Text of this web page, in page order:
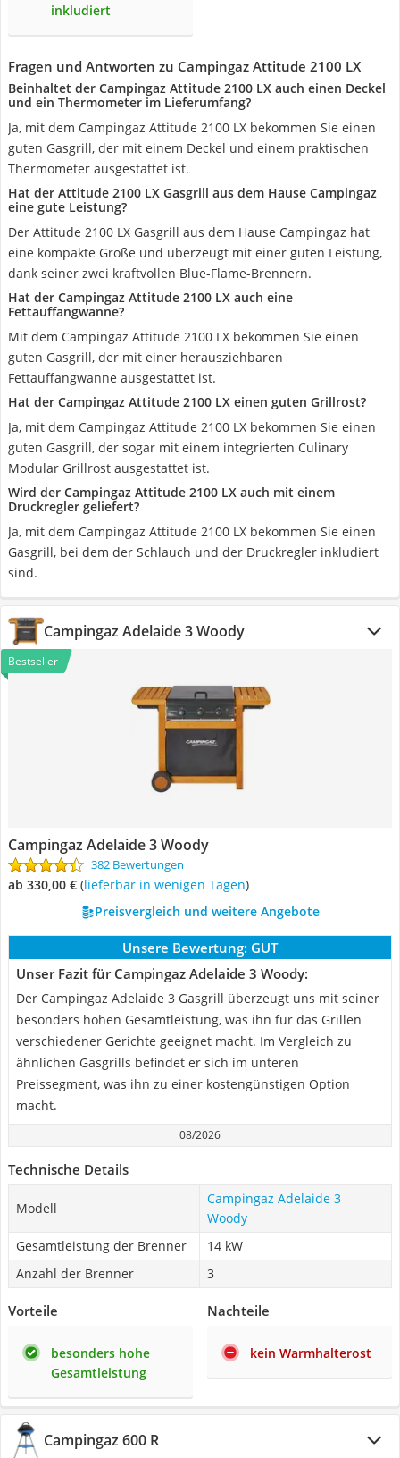
inkludiert
Fragen und Antworten zu Campingaz Attitude 2100 LX
Beinhaltet der Campingaz Attitude 2100 LX auch einen Deckel
und ein Thermometer im Lieferumfang?
Ja, mit dem Campingaz Attitude 2100 LX bekommen Sie einen
guten Gasgrill, der mit einem Deckel und einem praktischen
Thermometer ausgestattet ist.
Hat der Attitude 2100 LX Gasgrill aus dem Hause Campingaz
eine gute Leistung?
Der Attitude 2100 LX Gasgrill aus dem Hause Campingaz hat
eine kompakte Größe und überzeugt mit einer guten Leistung,
dank seiner zwei kraftvollen Blue-Flame-Brennern.
Hat der Campingaz Attitude 2100 LX auch eine
Fettauffangwanne?
Mit dem Campingaz Attitude 2100 LX bekommen Sie einen
guten Gasgrill, der mit einer herausziehbaren
Fettauffangwanne ausgestattet ist.
Hat der Campingaz Attitude 2100 LX einen guten Grillrost?
Ja, mit dem Campingaz Attitude 2100 LX bekommen Sie einen
guten Gasgrill, der sogar mit einem integrierten Culinary
Modular Grillrost ausgestattet ist.
Wird der Campingaz Attitude 2100 LX auch mit einem
Druckregler geliefert?
Ja, mit dem Campingaz Attitude 2100 LX bekommen Sie einen
Gasgrill, bei dem der Schlauch und der Druckregler inkludiert
sind.
Campingaz Adelaide 3 Woody
Bestseller
Campingaz Adelaide 3 Woody
382 Bewertungen
ab 330,00 € ( Lieferbar in wenigen Tagen)
Preisvergleich und weitere Angebote
Unsere Bewertung: GUT
Unser Fazit für Campingaz Adelaide 3 Woody:
Der Campingaz Adelaide 3 Gasgrill überzeugt uns mit seiner
besonders hohen Gesamtleistung, was ihn für das Grillen
verschiedener Gerichte geeignet macht. Im Vergleich zu
ähnlichen Gasgrills befindet er sich im unteren
Preissegment, was ihn zu einer kostengünstigen Option
macht.
08/2026
Technische Details
Modell
Campingaz Adelaide 3
Woody
Gesamtleistung der Brenner
14 kW
Anzahl der Brenner
3
Vorteile
besonders hohe
Gesamtleistung
Nachteile
kein Warmhalterost
Campingaz 600 R